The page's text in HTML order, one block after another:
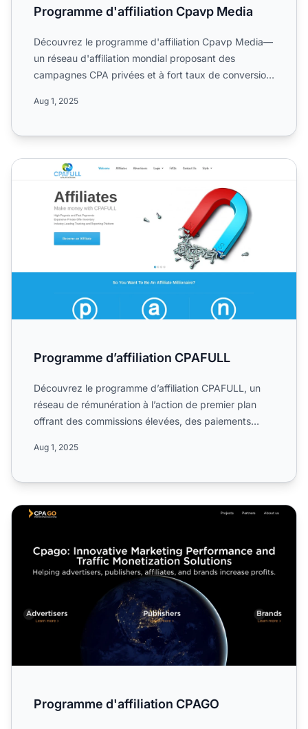
Programme d'affiliation Cpavp Media
Découvrez le programme d'affiliation Cpavp Media—
un réseau d'affiliation mondial proposant des
campagnes CPA privées et à fort taux de conversion
Aug 1, 2025
Programme d’affiliation CPAFULL
Programme d’affiliation CPAFULL
Découvrez le programme d’affiliation CPAFULL, un
réseau de rémunération à l’action de premier plan
offrant des commissions élevées, des paiements
Aug 1, 2025
Programme d'affiliation CPAGO
Programme d'affiliation CPAGO